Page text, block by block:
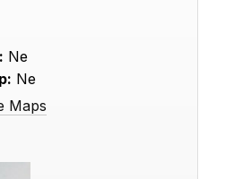
Ne
Ne
Maps